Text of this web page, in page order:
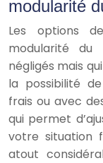
modularité
Les options
modularité
négligés mais
la possibilité
frais ou avec
qui permet
votre situation
atout